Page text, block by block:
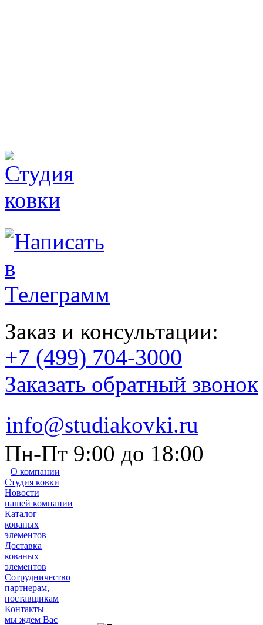
Заказ и консультации:
+7 (499) 704-3000
Заказать обратный звонок
info@studiakovki.ru
Пн-Пт 9:00 до 18:00
О компании
Студия ковки
Новости
нашей компании
Каталог
кованых
элементов
Доставка
кованых
элементов
Сотрудничество
партнерам,
поставщикам
Контакты
мы ждем Вас